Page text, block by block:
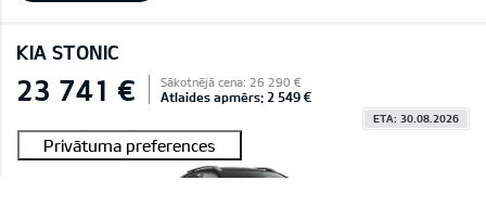
KIA STONIC
23 741 € Sākotnējā cena: 26 290 €
Atlaides apmērs: 2 549 €
ETA: 30.08.2026